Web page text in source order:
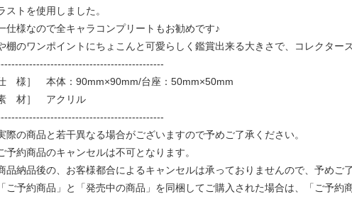
ストを使用しました。
仕様なので全キャラコンプリートもお勧めです♪
棚のワンポイントにちょこんと可愛らしく鑑賞出来る大きさで、コレクター
仕 様］ 本体：90mm×90mm/台座：50mm×50mm
素 材］ アクリル
際の商品と若干異なる場合がございますので予めご了承ください。
予約商品のキャンセルは不可となります。
品納品後の、お客様都合によるキャンセルは承っておりませんので、予めご了
ご予約商品」と「発売中の商品」を同梱してご購入された場合は、「ご予約